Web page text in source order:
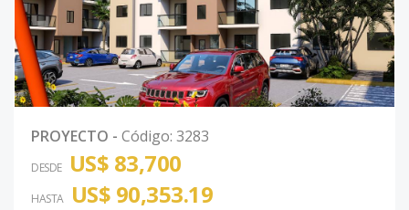
PROYECTO - Código: 3283
DESDE US$ 83,700
HASTA US$ 90,353.19